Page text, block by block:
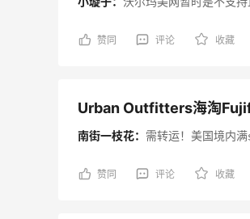
小璇子： 沃尔玛美网暂时是不支
赞同 评论 收藏
Urban Outfitters海淘
南街一枝花： 需转运！美国境内
赞同 评论 收藏